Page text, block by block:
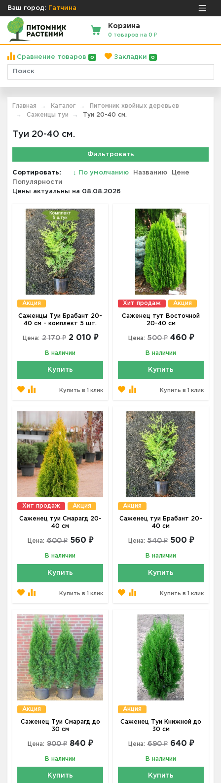
Ваш город: Гатчина
Корзина
0 товаров на 0 ₽
Сравнение товаров 0 Закладки 0
Главная Каталог
Питомник хвойных деревьев
Саженцы туи
Туи 20-40 см.
Туи 20-40 см.
Фильтровать
Сортировать: ↓ По умолчанию Названию
Цене
Популярности
Цены актуальны на 08.08.2026
Акция
Саженцы Туи Брабант 20-
40 см - комплект 5 шт.
Цена: 2 170 ₽ 2 010 ₽
В наличии
Купить
Купить в 1 клик
Хит продаж Акция
Саженец тут Восточной
20-40 см
Цена: 500 ₽ 460 ₽
В наличии
Купить
Купить в 1 клик
Хит продаж Акция
Саженец туи Смарагд 20-
40 см
Цена: 600 ₽ 560 ₽
В наличии
Купить
Купить в 1 клик
Акция
Саженец туи Брабант 20-
40 см
Цена: 540 ₽ 500 ₽
В наличии
Купить
Купить в 1 клик
Акция
Саженец Туи Смарагд до
30 см
Цена: 900 ₽ 840 ₽
В наличии
Купить
Акция
Саженец Туи Книжной до
30 см
Цена: 690 ₽ 640 ₽
В наличии
Купить